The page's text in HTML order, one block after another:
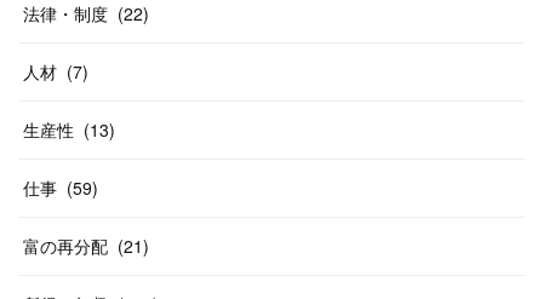
法律・制度 (22)
人材 (7)
生産性 (13)
仕事 (59)
富の再分配 (21)